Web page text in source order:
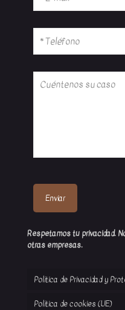
Respetamos tu privacidad.
otras empresas.
Política de Privacidad y
Política de cookies (UE)